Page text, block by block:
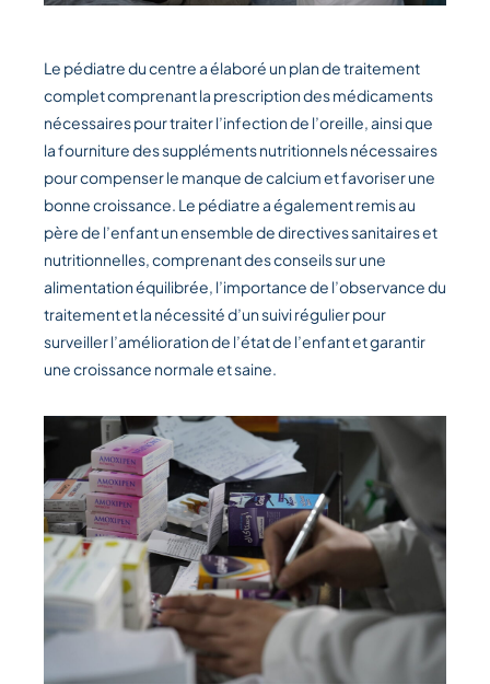
Le pédiatre du centre a élaboré un plan de traitement
complet comprenant la prescription des médicaments
nécessaires pour traiter l’infection de l’oreille, ainsi que
la fourniture des suppléments nutritionnels nécessaires
pour compenser le manque de calcium et favoriser une
bonne croissance. Le pédiatre a également remis au
père de l’enfant un ensemble de directives sanitaires et
nutritionnelles, comprenant des conseils sur une
alimentation équilibrée, l’importance de l’observance du
traitement et la nécessité d’un suivi régulier pour
surveiller l’amélioration de l’état de l’enfant et garantir
une croissance normale et saine.